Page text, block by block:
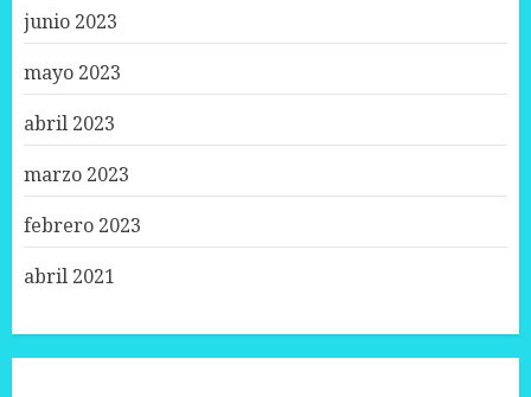
junio 2023
mayo 2023
abril 2023
marzo 2023
febrero 2023
abril 2021